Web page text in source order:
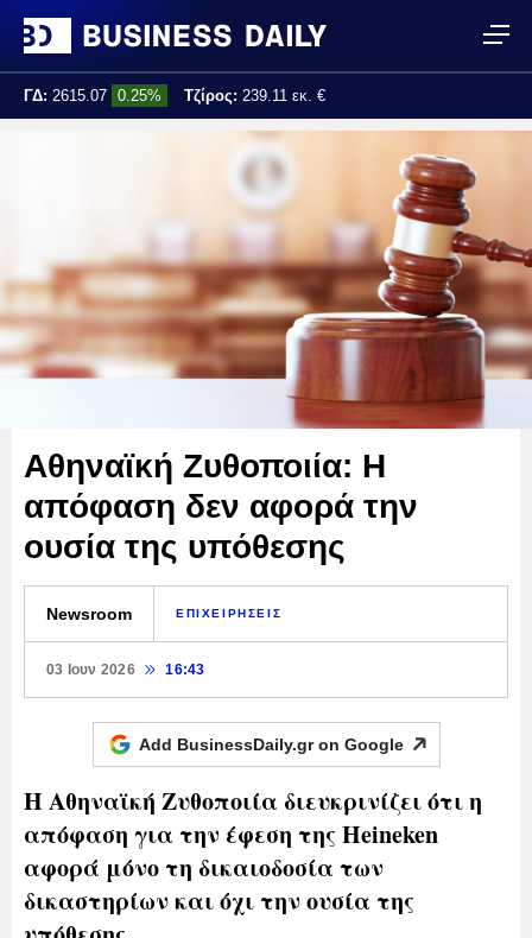
ΓΔ: 2615.07 0.25% Τζίρος: 239.11 εκ. €
Αθηναϊκή Ζυθοποιία: Η
απόφαση δεν αφορά την
ουσία της υπόθεσης
Newsroom ΕΠΙΧΕΙΡΗΣΕΙΣ
03 Ιουν 2026 16:43
Add BusinessDaily.gr on Google
Η Αθηναϊκή Ζυθοποιία διευκρινίζει ότι η
απόφαση για την έφεση της Heineken
αφορά μόνο τη δικαιοδοσία των
δικαστηρίων και όχι την ουσία της